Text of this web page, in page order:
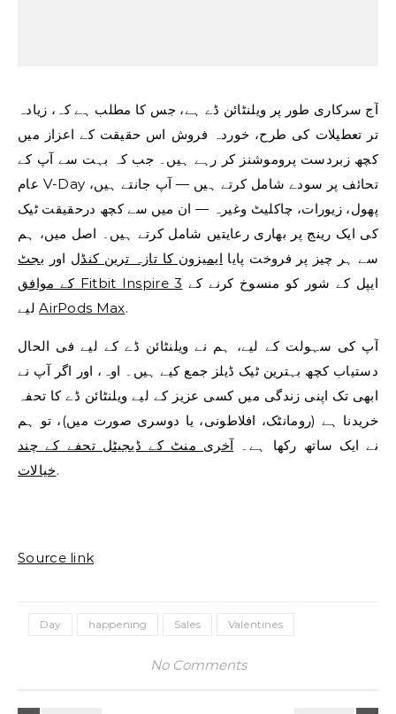
آج سرکاری طور پر ویلنٹائن ڈے ہے، جس کا مطلب ہے کہ، زیادہ
تر تعطیلات کی طرح، خوردہ فروش اس حقیقت کے اعزاز میں
کچھ زبردست پروموشنز کر رہے ہیں۔ جب کہ بہت سے آپ کے
عام V-Day تحائف پر سودے شامل کرتے ہیں — آپ جانتے ہیں،
پھول، زیورات، چاکلیٹ وغیرہ — ان میں سے کچھ درحقیقت ٹیک
کی ایک رینج پر بھاری رعایتیں شامل کرتے ہیں۔ اصل میں، ہم
سے ہر چیز پر فروخت پایا ایمیزون کا تازہ ترین کنڈل اور بجٹ
کے موافق Fitbit Inspire 3
لیےAirPods Max.
آپ کی سہولت کے لیے، ہم نے ویلنٹائن ڈے کے لیے فی الحال
دستیاب کچھ بہترین ٹیک ڈیلز جمع کیے ہیں۔ اوہ، اور اگر آپ نے
ابھی تک اپنی زندگی میں کسی عزیز کے لیے ویلنٹائن ڈے کا تحفہ
خریدنا ہے (رومانٹک، افلاطونی، یا دوسری صورت میں)، تو ہم
نے ایک ساتھ رکھا ہے۔آخری منٹ کے ڈیجیٹل تحفے کے چند
خیالات.
Source link
Day happening Sales Valentines
No Comments